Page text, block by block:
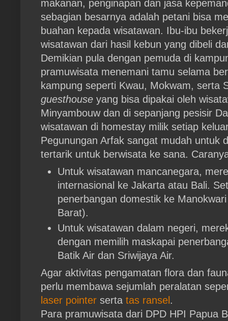
makanan, penginapan dan jasa
sebagian besarnya adalah petani bisa
buahan kepada wisatawan. Ibu-ibu
wisatawan dari hasil kebun yang dibeli
Demikian pula dengan pemuda di
pramuwisata menemani tamu selama
kampung seperti Kwau, Mokwam, serta
guesthouse yang bisa dipakai oleh
Minyambouw dan di sepanjang pesisir
wisatawan di homestay milik setiap
Pegunungan Arfak sangat mudah untuk
tertarik untuk berwisata ke sana.
Untuk wisatawan mancanegara,
internasional ke Jakarta atau Bali.
penerbangan domestik ke
Barat).
Untuk wisatawan dalam negeri,
dengan memilih maskapai
Batik Air dan Sriwijaya Air.
Agar aktivitas pengamatan flora dan
perlu membawa sejumlah peralatan
laser pointer serta tas ransel.
Para pramuwisata dari DPD HPI Papua